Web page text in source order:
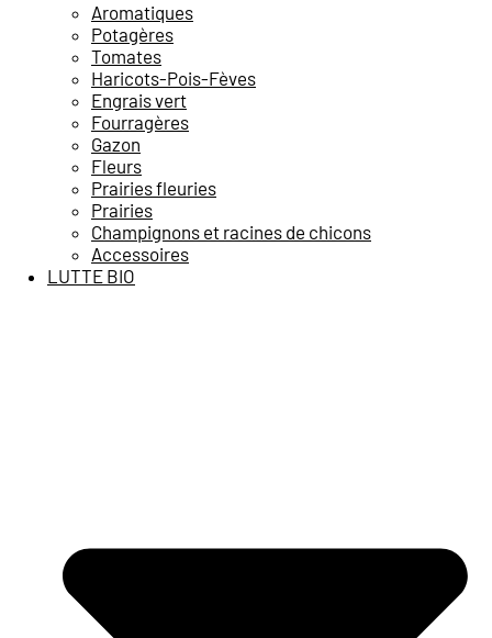
Aromatiques
Potagères
Tomates
Haricots-Pois-Fèves
Engrais vert
Fourragères
Gazon
Fleurs
Prairies fleuries
Prairies
Champignons et racines de chicons
Accessoires
LUTTE BIO